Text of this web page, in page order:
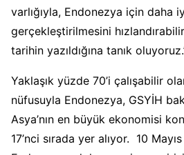
varlığıyla, Endonezya için daha
gerçekleştirilmesini
tarihin yazıldığına tanık
Yaklaşık yüzde 70’i çalışabilir
nüfusuyla Endonezya, GSYİH
Asya’nın en büyük ekonomisi
17’nci sırada yer alıyor. 10